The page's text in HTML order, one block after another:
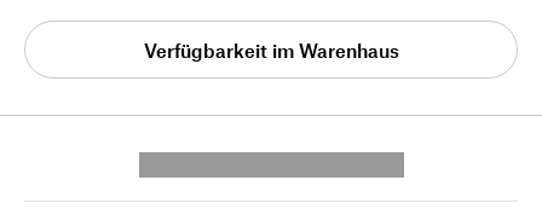
Verfügbarkeit im Warenhaus